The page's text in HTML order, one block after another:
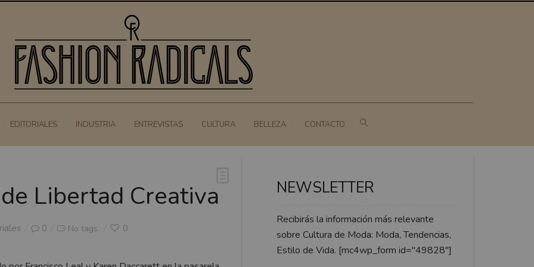
EDITORIALES INDUSTRIA ENTREVISTAS CULTURA BELLEZA CONTACTO
Libertad Creativa
0 No tags 0
NEWSLETTER
Recibirás la información más relevante
sobre Cultura de Moda: Moda, Tendencias,
Estilo de Vida. [mc4wp_form id="49828"]